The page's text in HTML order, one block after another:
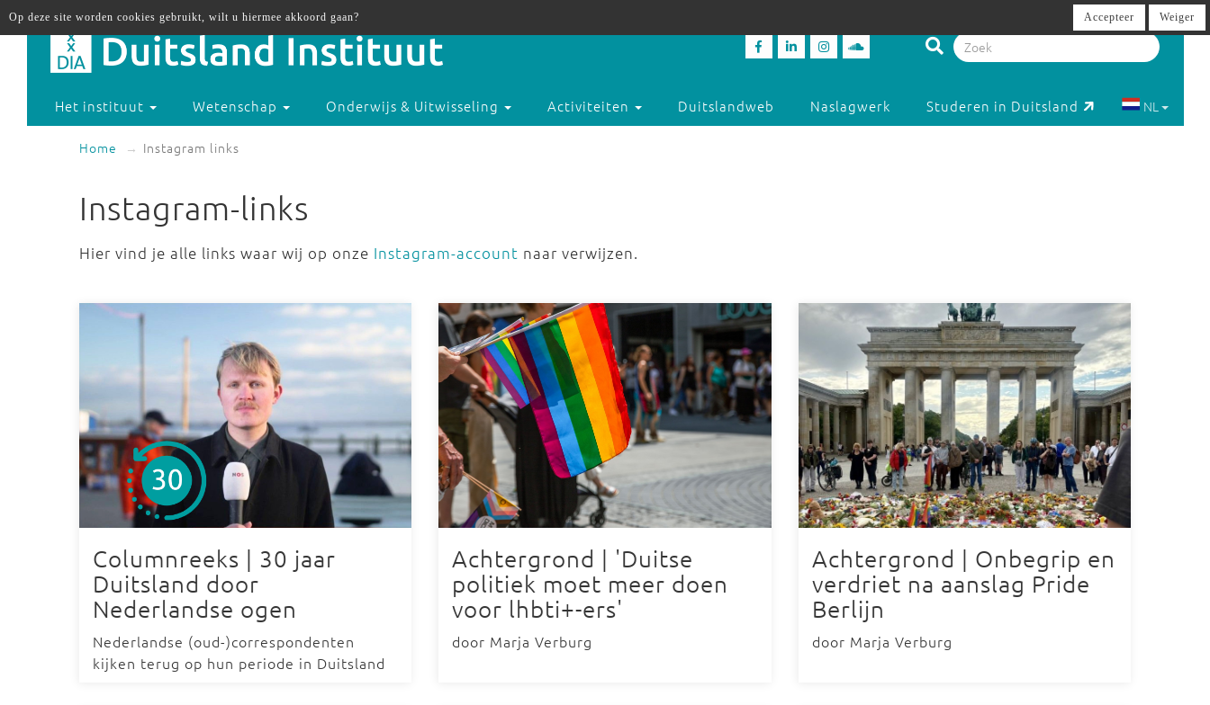
Het instituut Wetenschap Onderwijs & Uitwisseling Activiteiten Duitslandweb Naslagwerk Studeren in Duitsland NL
Home Instagram links
Instagram-links
Hier vind je alle links waar wij op onze Instagram-account naar verwijzen.
Columnreeks | 30 jaar
Duitsland door
Nederlandse ogen
Nederlandse (oud-)correspondenten
kijken terug op hun periode in Duitsland
Achtergrond | 'Duitse
politiek moet meer doen
voor lhbti+-ers'
door Marja Verburg
Achtergrond | Onbegrip en
verdriet na aanslag Pride
Berlijn
door Marja Verburg
Op deze site worden cookies gebruikt, wilt u hiermee akkoord gaan? Accepteer Weiger